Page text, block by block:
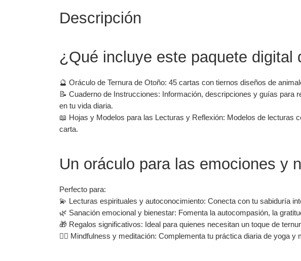
Descripción
¿Qué incluye este paquete digital
🔮 Oráculo de Ternura de Otoño: 45 cartas con tiernos diseños de
📝 Cuaderno de Instrucciones: Información, descripciones y guías para
en tu vida diaria.
📖 Hojas y Modelos para las Lecturas y Reflexión: Modelos de lecturas
carta.
Un oráculo para las emociones y
Perfecto para:
💫 Lecturas espirituales y autoconocimiento: Conecta con tu sabiduría
🌿 Sanación emocional y bienestar: Fomenta la autocompasión, la
🎁 Regalos significativos: Ideal para quienes necesitan un toque de
🧘‍♀️ Mindfulness y meditación: Complementa tu práctica diaria de yoga y